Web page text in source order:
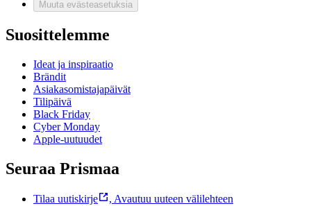
Muuta evästeasetuksia
Suosittelemme
Ideat ja inspiraatio
Brändit
Asiakasomistajapäivät
Tilipäivä
Black Friday
Cyber Monday
Apple-uutuudet
Seuraa Prismaa
Tilaa uutiskirje , Avautuu uuteen välilehteen